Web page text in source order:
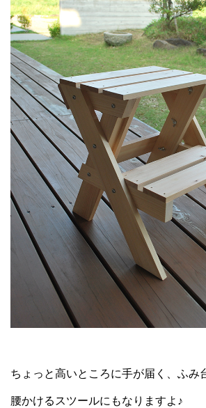
ちょっと高いところに手が届く、ふみ
腰かけるスツールにもなりますよ♪